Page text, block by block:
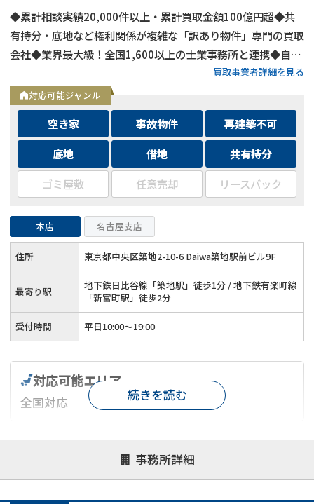
◆累計相談実績20,000件以上・累計買取金額100億円超◆共
有持分・底地など権利関係が複雑な「訳あり物件」専門の買取
会社◆業界最大級！全国1,600以上の士業事務所と連携◆自己
資金による買取のため、融資審査を待たず最短即日で決済可能
◆士業事務所や大手不動産会社からの相談実績も多数
買取事業者詳細を見る
対応可能ジャンル
空き家 事故物件
再建築不可
底地
借地
共有持分
ゴミ屋敷
任意売却 リースバック
本店 名古屋支店
住所 東京都中央区築地2-10-6 Daiwa築地駅前ビル9F
最寄り駅
地下鉄日比谷線「築地駅」徒歩1分 / 地下鉄有楽町線
「新富町駅」徒歩2分
受付時間 平日10:00～19:00
事務所詳細
対応可能エリア
全国対応
対応が親身 オンライン面談可能
レスポンスが早い
1億円以上の買取可
続きを読む